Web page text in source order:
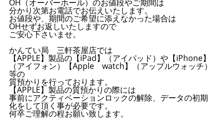
OH（オーバーホール）のお値段やご期間は
分かり次第お電話でお伝えいたします。
お値段や、期間のご希望に添えなかった場合は
OHせずお返しいたしますので
ご安心下さいませ。
かんてい局 三軒茶屋店では
【APPLE】製品の【iPad】（アイパッド）や【iPhone】
（アイフォン）【Apple watch】（アップルウォッチ）
等の
質預かりを行っております。
【APPLE】製品の質預かりの際には
事前にアクティベーションロックの解除、データの初期
化をして頂く事が必要です。
何卒ご理解の程お願い致します。